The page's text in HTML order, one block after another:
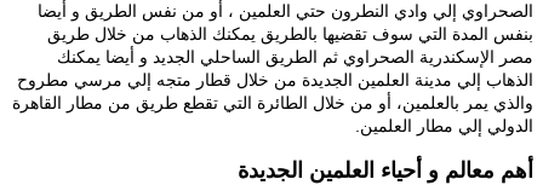
الصحراوي إلي وادي النطرون حتي العلمين ، أو من نفس الطريق و أيضا
بنفس المدة التي سوف تقضيها بالطريق يمكنك الذهاب من خلال طريق
مصر الإسكندرية الصحراوي ثم الطريق الساحلي الجديد و أيضا يمكنك
الذهاب إلي مدينة العلمين الجديدة من خلال قطار متجه إلي مرسي مطروح
والذي يمر بالعلمين، أو من خلال الطائرة التي تقطع طريق من مطار القاهرة
الدولي إلي مطار العلمين.
أهم معالم و أحياء العلمين الجديدة